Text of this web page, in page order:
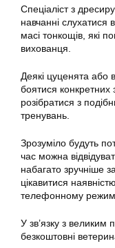
Спеціаліст з
навчанні
масі тонкощів, які
вихованця.
Деякі цуценята або
боятися конкретних
розібратися з
тренувань.
Зрозуміло будуть
час можна
набагато зручніше
цікавитися
телефонному
У зв’язку з великим
безкоштовні